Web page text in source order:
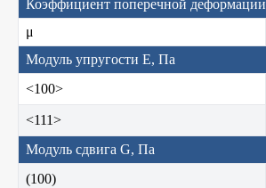
Коэффициент поперечной деформации
μ
Модуль упругости E, Па
<100>
<111>
Модуль сдвига G, Па
(100)